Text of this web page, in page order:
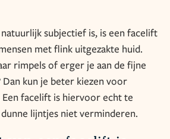
subjectief is, is een facelift
met flink uitgezakte huid.
rimpels of erger je aan de fijne
Dan kun je beter kiezen voor
Een facelift is hiervoor echt te
lijntjes niet verminderen.